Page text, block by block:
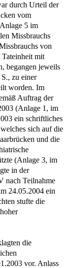
durch Urteil der
vom
5 im
Missbrauchs
von
mit
begangen jeweils
zu einer
worden. Im
Auftrag der
(Anlage 1, im
ein schriftliches
sich auf die
und die
(Anlage 3, im
in der
nach Teilnahme
24.05.2004 ein
stufte die
die
vor. Anlass